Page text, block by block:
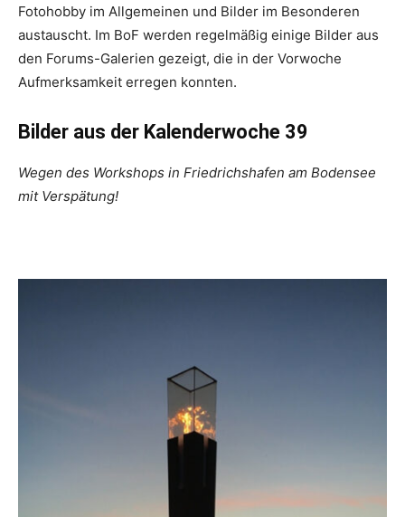
Fotohobby im Allgemeinen und Bilder im Besonderen
austauscht. Im BoF werden regelmäßig einige Bilder aus
den Forums-Galerien gezeigt, die in der Vorwoche
Aufmerksamkeit erregen konnten.
Bilder aus der Kalenderwoche 39
Wegen des Workshops in Friedrichshafen am Bodensee
mit Verspätung!